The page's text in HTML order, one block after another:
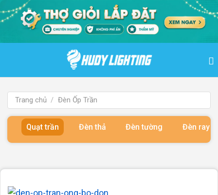
qua
Trang chủ / Đèn Ốp Trần
Quạt trần Đèn thả Đèn tường Đèn ray